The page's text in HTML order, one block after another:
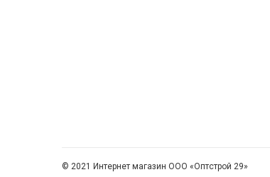
© 2021 Интернет магазин ООО «Оптстрой 29»